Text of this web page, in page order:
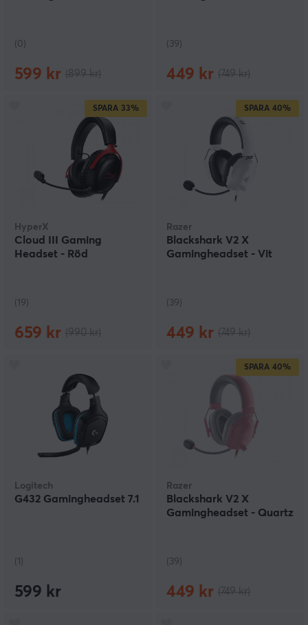
(0)
599 kr
(39)
449 kr
SPARA 33%
HyperX
Cloud III Gaming
Headset - Röd
(19)
659 kr
SPARA 40%
Razer
Blackshark V2 X
Gamingheadset - Vit
(39)
449 kr
Logitech
G432 Gamingheadset 7.1
(1)
599 kr
SPARA 40%
Razer
Blackshark V2 X
Gamingheadset - Quartz
(39)
449 kr